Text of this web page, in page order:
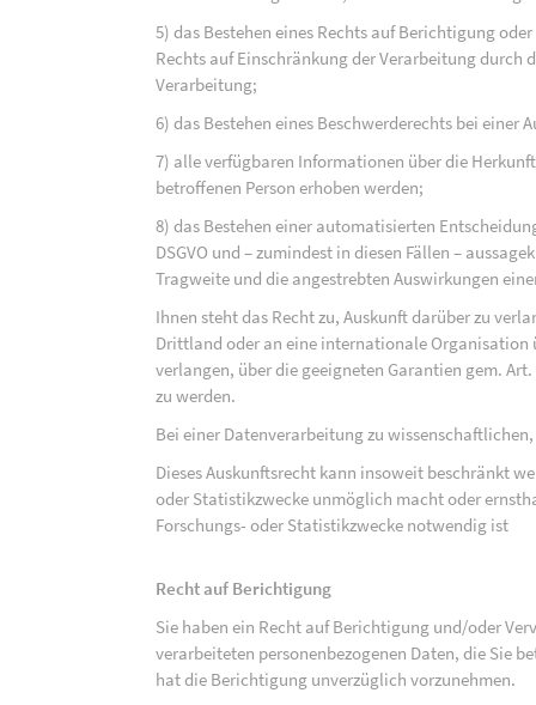
5) das Bestehen eines Rechts auf Berichtigung
Rechts auf Einschränkung der Verarbeitung durch
Verarbeitung;
6) das Bestehen eines Beschwerderechts bei einer
7) alle verfügbaren Informationen über die
betroffenen Person erhoben werden;
8) das Bestehen einer automatisierten
DSGVO und – zumindest in diesen Fällen –
Tragweite und die angestrebten Auswirkungen
Ihnen steht das Recht zu, Auskunft darüber zu
Drittland oder an eine internationale Organisation
verlangen, über die geeigneten Garantien gem.
zu werden.
Bei einer Datenverarbeitung zu
Dieses Auskunftsrecht kann insoweit beschränkt
oder Statistikzwecke unmöglich macht oder
Forschungs- oder Statistikzwecke notwendig ist
Recht auf Berichtigung
Sie haben ein Recht auf Berichtigung und/oder
verarbeiteten personenbezogenen Daten, die Sie
hat die Berichtigung unverzüglich vorzunehmen.